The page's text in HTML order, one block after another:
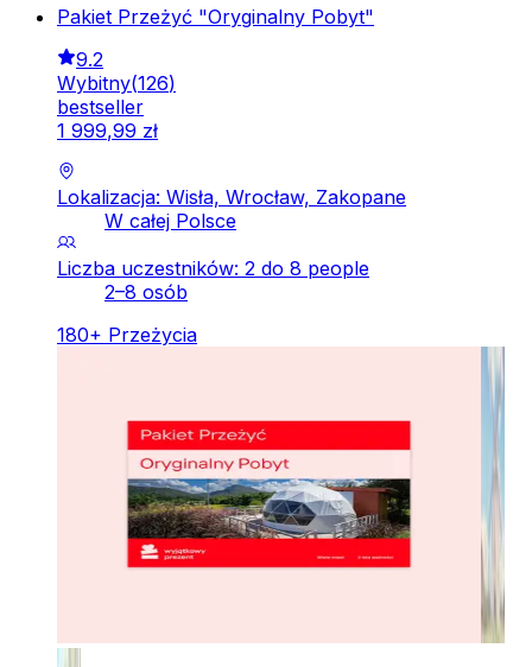
Pakiet Przeżyć "Oryginalny Pobyt"
9.2
Wybitny(126)
bestseller
1 999,99 zł
Lokalizacja: Wisła, Wrocław, Zakopane
W całej Polsce
Liczba uczestników: 2 do 8 people
2–8 osób
180+ Przeżycia